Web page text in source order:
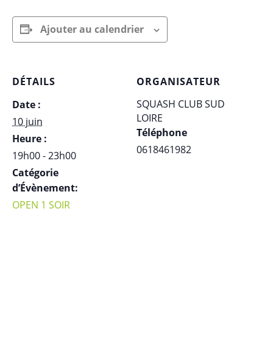
Ajouter au calendrier
DÉTAILS
Date :
10 juin
Heure :
19h00 - 23h00
Catégorie
d’Évènement:
OPEN 1 SOIR
ORGANISATEUR
SQUASH CLUB SUD
LOIRE
Téléphone
0618461982